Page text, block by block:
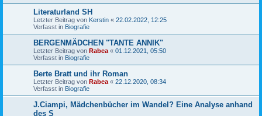
Literaturland SH
Letzter Beitrag von Kerstin « 22.02.2022, 12:25
Verfasst in Biografie
BERGENMÄDCHEN "TANTE ANNIK"
Letzter Beitrag von Rabea « 01.12.2021, 05:50
Verfasst in Biografie
Berte Bratt und ihr Roman
Letzter Beitrag von Rabea « 22.12.2020, 08:34
Verfasst in Biografie
J.Ciampi, Mädchenbücher im Wandel? Eine Analyse anhand
des S